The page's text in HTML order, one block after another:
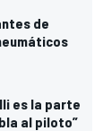
de
es la parte
al piloto”